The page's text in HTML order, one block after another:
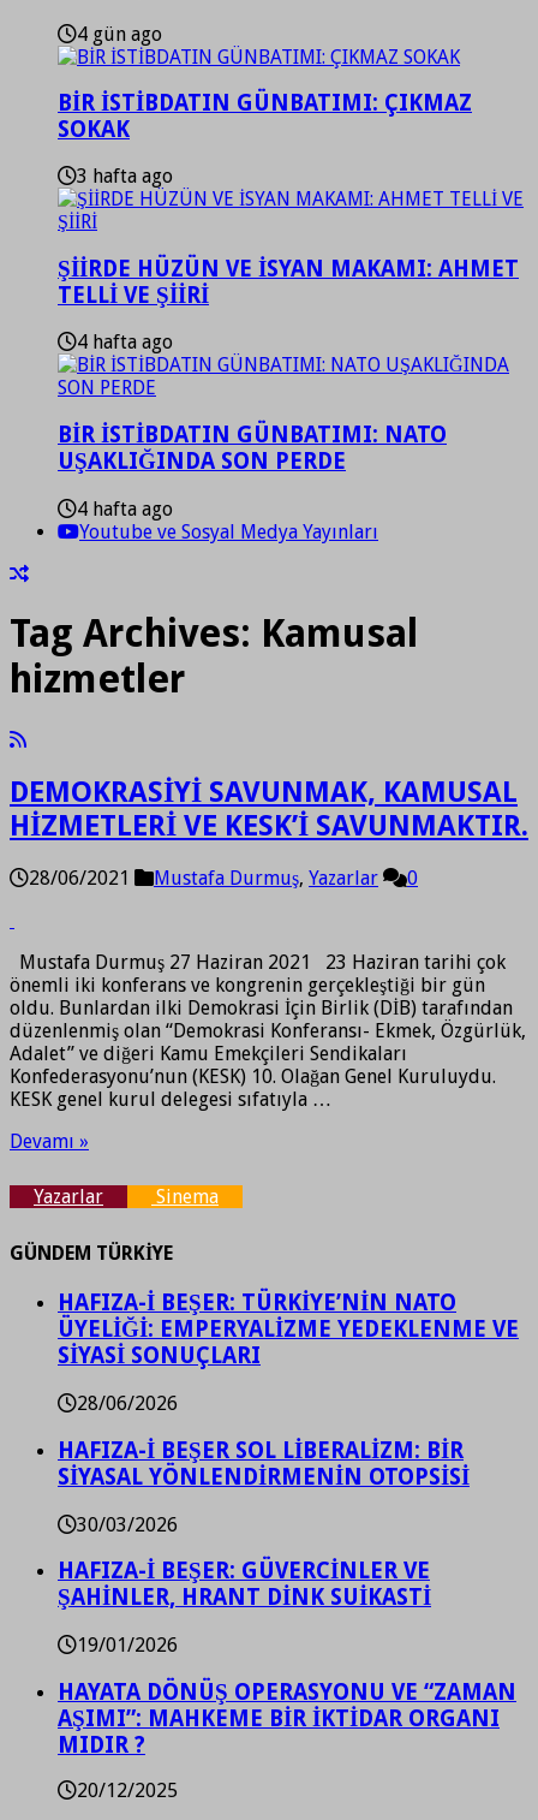
4 gün ago
BİR İSTİBDATIN GÜNBATIMI: ÇIKMAZ
SOKAK
3 hafta ago
ŞİİRDE HÜZÜN VE İSYAN MAKAMI: AHMET
TELLİ VE ŞİİRİ
4 hafta ago
BİR İSTİBDATIN GÜNBATIMI: NATO
UŞAKLIĞINDA SON PERDE
4 hafta ago
Youtube ve Sosyal Medya Yayınları
Tag Archives: Kamusal
hizmetler
DEMOKRASİYİ SAVUNMAK, KAMUSAL
HİZMETLERİ VE KESK’İ SAVUNMAKTIR.
28/06/2021 Mustafa Durmuş, Yazarlar 0
Mustafa Durmuş 27 Haziran 2021 23 Haziran tarihi çok
önemli iki konferans ve kongrenin gerçekleştiği bir gün
oldu. Bunlardan ilki Demokrasi İçin Birlik (DİB) tarafından
düzenlenmiş olan “Demokrasi Konferansı- Ekmek, Özgürlük,
Adalet” ve diğeri Kamu Emekçileri Sendikaları
Konfederasyonu’nun (KESK) 10. Olağan Genel Kuruluydu.
KESK genel kurul delegesi sıfatıyla …
Devamı »
Yazarlar Sinema
GÜNDEM TÜRKİYE
HAFIZA-İ BEŞER: TÜRKİYE’NİN NATO
ÜYELİĞİ: EMPERYALİZME YEDEKLENME VE
SİYASİ SONUÇLARI
28/06/2026
HAFIZA-İ BEŞER SOL LİBERALİZM: BİR
SİYASAL YÖNLENDİRMENİN OTOPSİSİ
30/03/2026
HAFIZA-İ BEŞER: GÜVERCİNLER VE
ŞAHİNLER, HRANT DİNK SUİKASTİ
19/01/2026
HAYATA DÖNÜŞ OPERASYONU VE “ZAMAN
AŞIMI”: MAHKEME BİR İKTİDAR ORGANI
MIDIR ?
20/12/2025